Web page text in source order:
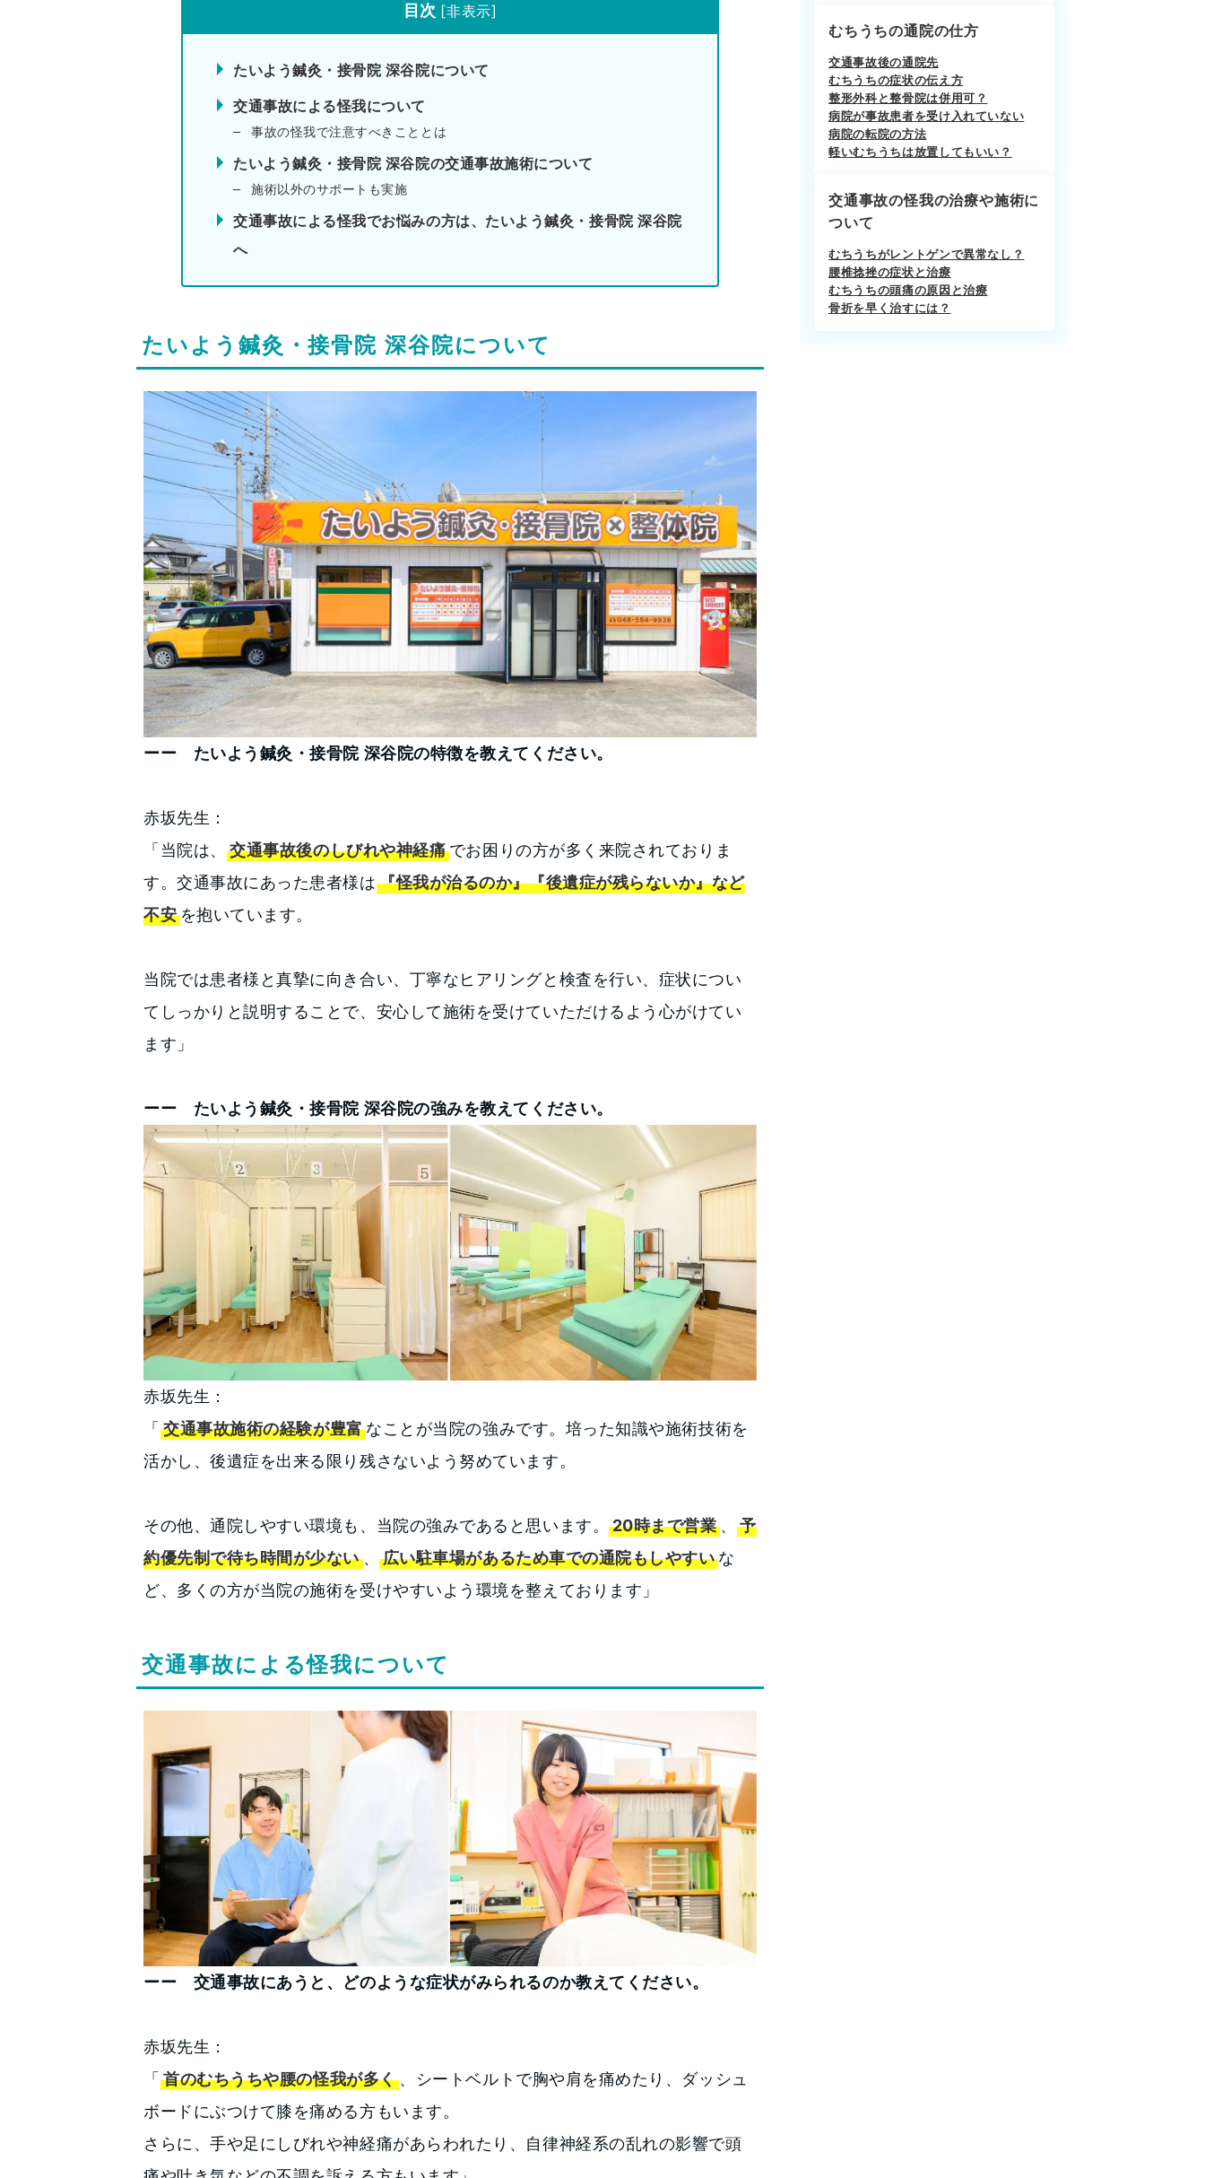
目次 [非表示]
たいよう鍼灸・接骨院 深谷院について
交通事故による怪我について
事故の怪我で注意すべきこととは
たいよう鍼灸・接骨院 深谷院の交通事故施術について
施術以外のサポートも実施
交通事故による怪我でお悩みの方は、たいよう鍼灸・接骨院 深谷院
へ
たいよう鍼灸・接骨院 深谷院について
ーー たいよう鍼灸・接骨院 深谷院の特徴を教えてください。
赤坂先生：
「当院は、
交通事故後のしびれや神経痛でお困りの方が多く来院されておりま
す。交通事故にあった患者様は 『怪我が治るのか』『後遺症が残らないか』など
不安を抱いています。
当院では患者様と真摯に向き合い、丁寧なヒアリングと検査を行い、症状につい
てしっかりと説明することで、安心して施術を受けていただけるよう心がけてい
ます」
ーー たいよう鍼灸・接骨院 深谷院の強みを教えてください。
赤坂先生：
「 交通事故施術の経験が豊富 なことが当院の強みです。培った知識や施術技術を
活かし、後遺症を出来る限り残さないよう努めています。
その他、通院しやすい環境も、当院の強みであると思います。20時まで営業 、
予
約優先制で待ち時間が少ない、広い駐車場があるため車での通院もしやすい な
ど、多くの方が当院の施術を受けやすいよう環境を整えております」
交通事故による怪我について
ーー 交通事故にあうと、どのような症状がみられるのか教えてください。
赤坂先生：
「 首のむちうちや腰の怪我が多く 、シートベルトで胸や肩を痛めたり、ダッシュ
ボードにぶつけて膝を痛める方もいます。
さらに、手や足にしびれや神経痛があらわれたり、自律神経系の乱れの影響で頭
むちうちの通院の仕方
交通事故後の通院先
むちうちの症状の伝え方
整形外科と整骨院は併用可？
病院が事故患者を受け入れていない
病院の転院の方法
軽いむちうちは放置してもいい？
交通事故の怪我の治療や施術に
ついて
むちうちがレントゲンで異常なし？
腰椎捻挫の症状と治療
むちうちの頭痛の原因と治療
骨折を早く治すには？